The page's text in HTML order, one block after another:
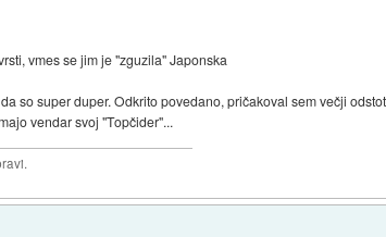
vmes se jim je "zguzila" Japonska
so super duper. Odkrito povedano, pričakoval sem večji
vendar svoj "Topčider"...